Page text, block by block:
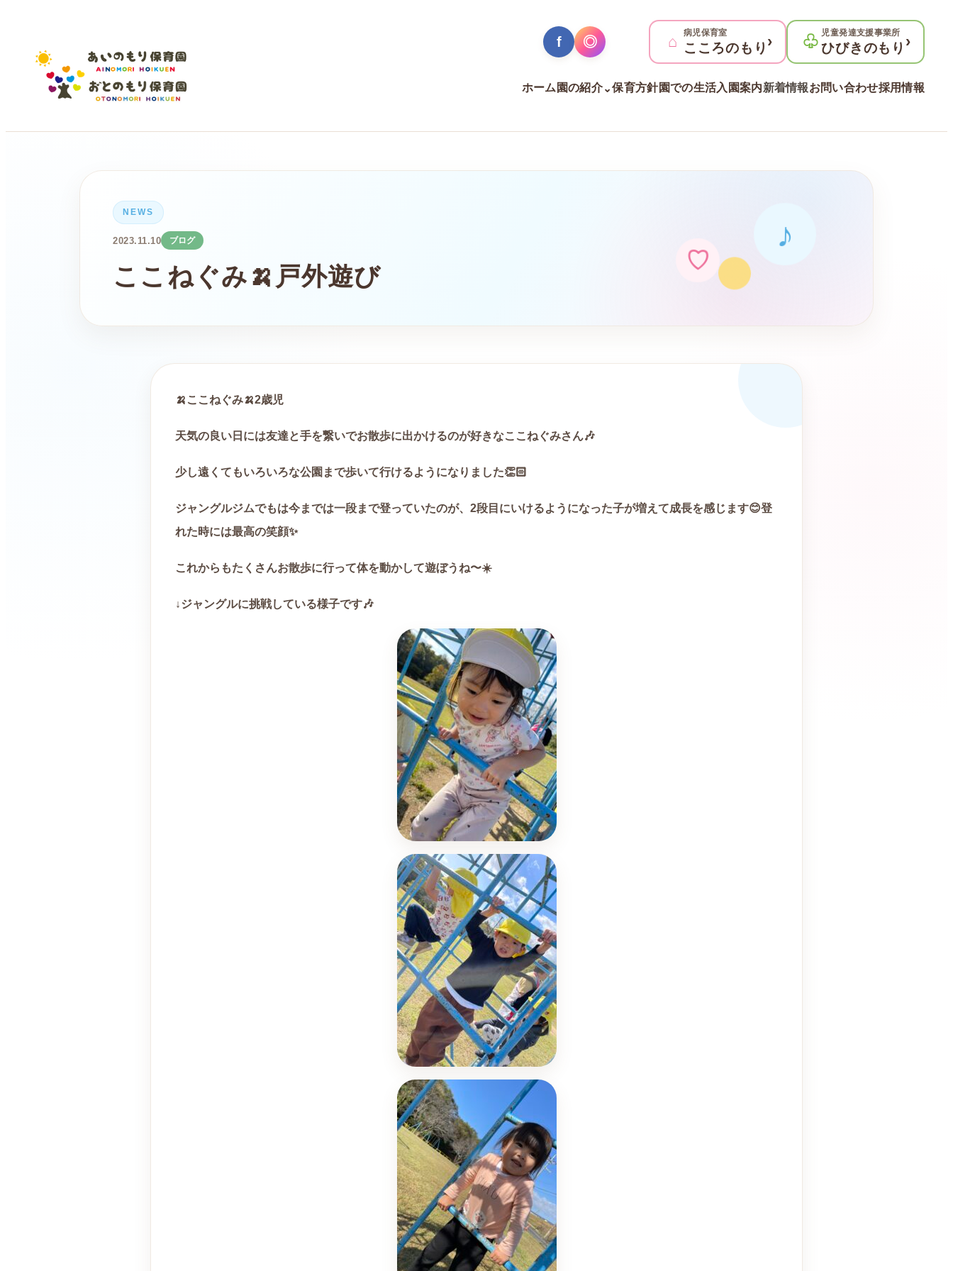
f ◎ ⌂ 病児保育室
こころのもり › ♧ 児童発達支援事業所
ひびきのもり ›
ホーム 園の紹介⌄保育方針園での生活入園案内新着情報お問い合わせ採用情報
NEWS
2023.11.10 ブログ
ここねぐみ🍌戸外遊び
♪
♡
🍌 ここねぐみ🍌2歳児
天気の良い日には友達と手を繋いでお散歩に出かけるのが好きなここねぐみさん🎶
少し遠くてもいろいろな公園まで歩いて行けるようになりました👏🏻
ジャングルジムでもは今までは一段まで登っていたのが、 2段目にいけるようになった子が増えて成長を感じます😊登
れた時には最高の笑顔✨
これからもたくさんお散歩に行って体を動かして遊ぼうね〜☀️
↓ジャングルに挑戦している様子です🎶